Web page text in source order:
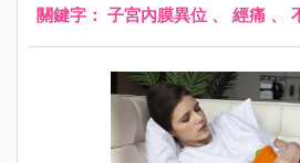
有助於症狀緩解。
關鍵字： 子宮內膜異位 、 經痛 、